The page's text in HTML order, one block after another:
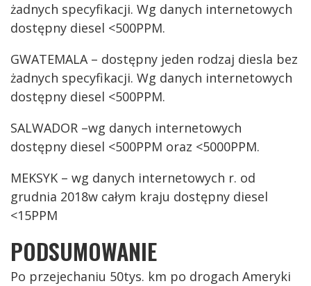
żadnych specyfikacji. Wg danych internetowych
dostępny diesel <500PPM.
GWATEMALA – dostępny jeden rodzaj diesla bez
żadnych specyfikacji. Wg danych internetowych
dostępny diesel <500PPM.
SALWADOR –wg danych internetowych
dostępny diesel <500PPM oraz <5000PPM.
MEKSYK – wg danych internetowych r. od
grudnia 2018w całym kraju dostępny diesel
<15PPM
PODSUMOWANIE
Po przejechaniu 50tys. km po drogach Ameryki